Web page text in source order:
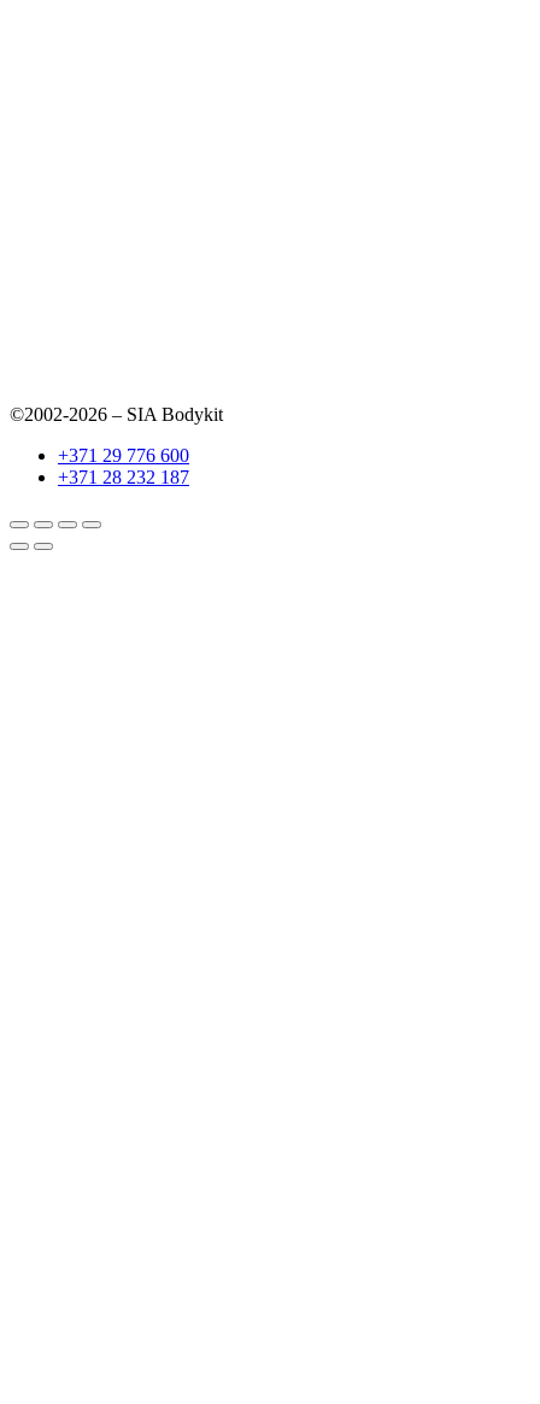
©2002-2026 – SIA Bodykit
+371 29 776 600
+371 28 232 187